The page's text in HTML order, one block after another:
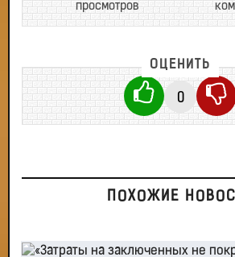
просмотров
ОЦЕНИТЬ
0
ПОХОЖИЕ